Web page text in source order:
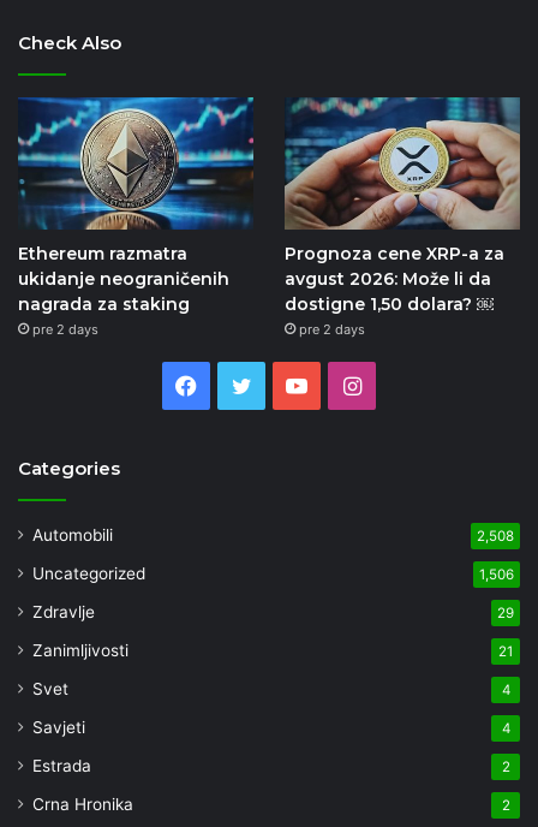
Check Also
Ethereum razmatra
ukidanje neograničenih
nagrada za staking
pre 2 days
Prognoza cene XRP-a za
avgust 2026: Može li da
dostigne 1,50 dolara? ￼
pre 2 days
Facebook
TwitterYouTubeInstagram
Categories
Automobili 2,508
Uncategorized 1,506
Zdravlje 29
Zanimljivosti 21
Svet 4
Savjeti 4
Estrada 2
Crna Hronika 2